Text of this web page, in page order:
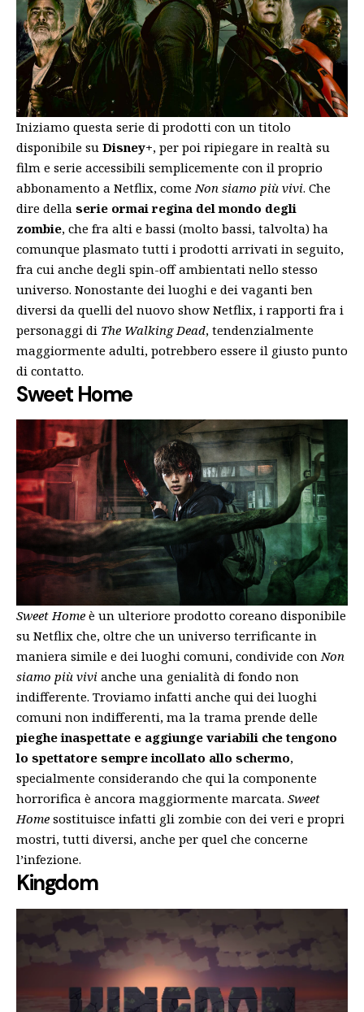
Iniziamo questa serie di prodotti con un titolo
disponibile su Disney+, per poi ripiegare in realtà su
film e serie accessibili semplicemente con il proprio
abbonamento a Netflix, come Non siamo più vivi. Che
dire della serie ormai regina del mondo degli
zombie, che fra alti e bassi (molto bassi, talvolta) ha
comunque plasmato tutti i prodotti arrivati in seguito,
fra cui anche degli spin-off ambientati nello stesso
universo. Nonostante dei luoghi e dei vaganti ben
diversi da quelli del nuovo show Netflix, i rapporti fra i
personaggi di The Walking Dead, tendenzialmente
maggiormente adulti, potrebbero essere il giusto punto
di contatto.
Sweet Home
Sweet Home è un ulteriore prodotto coreano disponibile
su Netflix che, oltre che un universo terrificante in
maniera simile e dei luoghi comuni, condivide conNon
siamo più vivi anche una genialità di fondo non
indifferente. Troviamo infatti anche qui dei luoghi
comuni non indifferenti, ma la trama prende delle
pieghe inaspettate e aggiunge variabili che tengono
lo spettatore sempre incollato allo schermo,
specialmente considerando che qui la componente
horrorifica è ancora maggiormente marcata. Sweet
Home sostituisce infatti gli zombie con dei veri e propri
mostri, tutti diversi, anche per quel che concerne
l’infezione.
Kingdom